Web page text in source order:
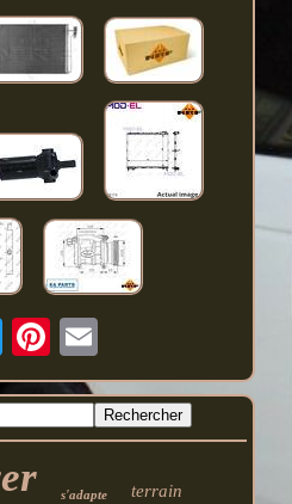
s'adapte terrain